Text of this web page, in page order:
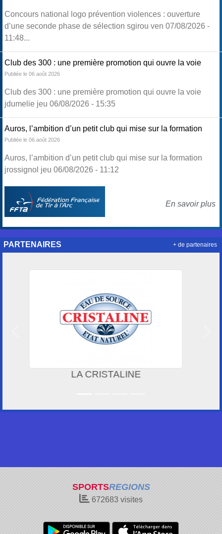
Concours national logo prévention violences : ouverture
d’une seconde phase de sélection sgirou ven 07/08/2026 -
11:48...
Club des 300 : une première promotion qui ouvre la voie
Publiée le 06 août 2026
Club des 300 : une première promotion qui ouvre la voie
jdumelie jeu 06/08/2026 - 15:35
Auros, l’ambition d’un petit club qui mise sur la formation
Publiée le 06 août 2026
Auros, l’ambition d’un petit club qui mise sur la formation
jrossignol jeu 06/08/2026 - 11:12
En savoir plus
PARTENAIRES
A-QUI-S
+ de partenaires
SPORTSREGIONS
672683 visites